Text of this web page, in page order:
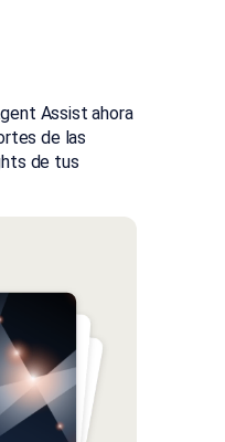
Assist ahora
de las
de tus